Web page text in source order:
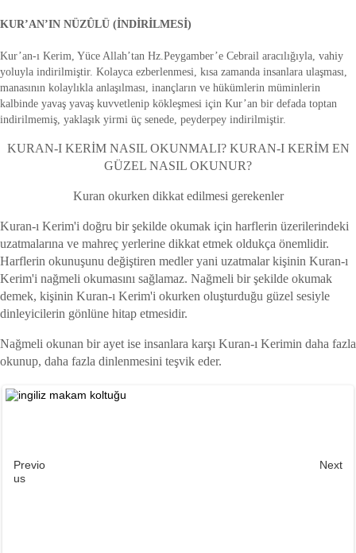
KUR’AN’IN NÜZÛLÜ (İNDİRİLMESİ)
Kur’an-ı Kerim, Yüce Allah’tan Hz.Peygamber’e Cebrail aracılığıyla, vahiy
yoluyla indirilmiştir. Kolayca ezberlenmesi, kısa zamanda insanlara ulaşması,
manasının kolaylıkla anlaşılması, inançların ve hükümlerin müminlerin
kalbinde yavaş yavaş kuvvetlenip kökleşmesi için Kur’an bir defada toptan
indirilmemiş, yaklaşık yirmi üç senede, peyderpey indirilmiştir.
KURAN-I KERİM NASIL OKUNMALI? KURAN-I KERİM EN
GÜZEL NASIL OKUNUR?
Kuran okurken dikkat edilmesi gerekenler
Kuran-ı Kerim'i doğru bir şekilde okumak için harflerin üzerilerindeki
uzatmalarına ve mahreç yerlerine dikkat etmek oldukça önemlidir.
Harflerin okunuşunu değiştiren medler yani uzatmalar kişinin Kuran-ı
Kerim'i nağmeli okumasını sağlamaz. Nağmeli bir şekilde okumak
demek, kişinin Kuran-ı Kerim'i okurken oluşturduğu güzel sesiyle
dinleyicilerin gönlüne hitap etmesidir.
Nağmeli okunan bir ayet ise insanlara karşı Kuran-ı Kerimin daha fazla
okunup, daha fazla dinlenmesini teşvik eder.
Previo
us
Next